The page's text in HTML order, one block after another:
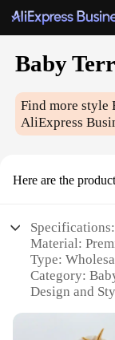
Baby
Find more style
AliExpress
Here are the
Specifications:
Material:
Type:
Category:
Design and
Usage and